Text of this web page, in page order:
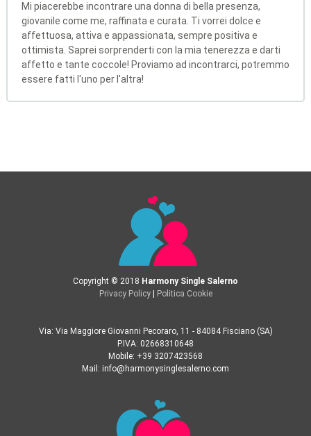
Mi piacerebbe incontrare una donna di bella presenza,
giovanile come me, raffinata e curata. Ti vorrei dolce e
affettuosa, attiva e appassionata, sempre positiva e
ottimista. Saprei sorprenderti con la mia tenerezza e darti
affetto e tante coccole! Proviamo ad incontrarci, potremmo
essere fatti l'uno per l'altra!
Copyright © 2018 Harmony Single Salerno
Privacy Policy| Politica Cookie
Via: Via Maggiore Giovanni Pecoraro, 11 - 84084 Fisciano (SA)
P.IVA: 02668310648
Mobile: +39 3207423568
Mail: info@harmonysinglesalerno.com